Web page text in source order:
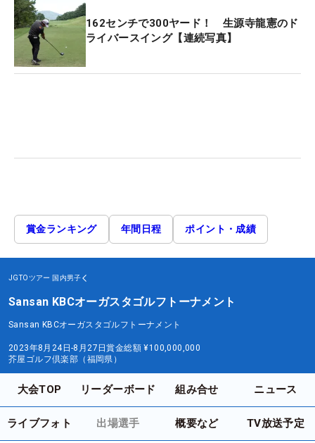
162センチで300ヤード！ 生源寺龍憲のド
ライバースイング【連続写真】
賞金ランキング 年間日程 ポイント・成績
JGTOツアー 国内男子
Sansan KBCオーガスタゴルフトーナメント
Sansan KBCオーガスタゴルフトーナメント
2023年8月24日-8月27日賞金総額 ¥100,000,000
芥屋ゴルフ倶楽部（福岡県）
大会TOP リーダーボード 組み合せ ニュース
ライブフォト 出場選手 概要など TV放送予定